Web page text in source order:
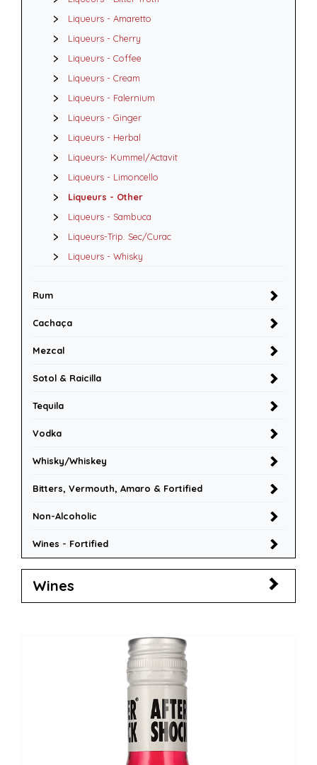
Liqueurs - Amaretto
Liqueurs - Cherry
Liqueurs - Coffee
Liqueurs - Cream
Liqueurs - Falernium
Liqueurs - Ginger
Liqueurs - Herbal
Liqueurs- Kummel/Actavit
Liqueurs - Limoncello
Liqueurs - Other
Liqueurs - Sambuca
Liqueurs-Trip. Sec/Curac
Liqueurs - Whisky
Rum
Cachaça
Mezcal
Sotol & Raicilla
Tequila
Vodka
Whisky/Whiskey
Bitters, Vermouth, Amaro & Fortified
Non-Alcoholic
Wines - Fortified
Wines